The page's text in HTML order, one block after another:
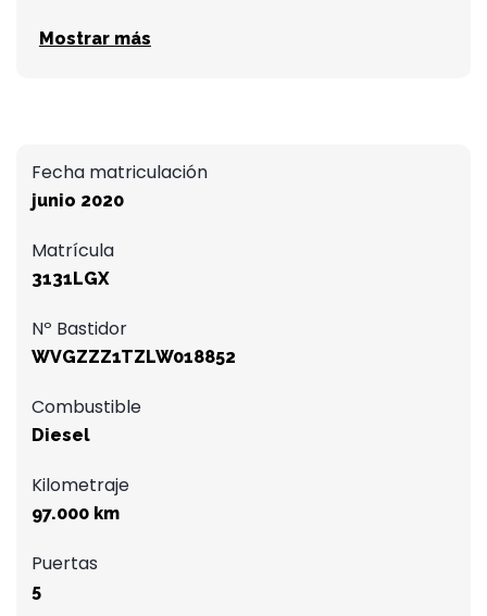
Mostrar más
Fecha matriculación
junio 2020
Matrícula
3131LGX
Nº Bastidor
WVGZZZ1TZLW018852
Combustible
Diesel
Kilometraje
97.000 km
Puertas
5